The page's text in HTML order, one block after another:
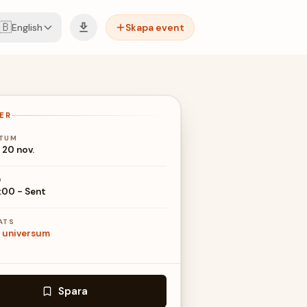
English Skapa event
nov.
- Sent
universum
Spara